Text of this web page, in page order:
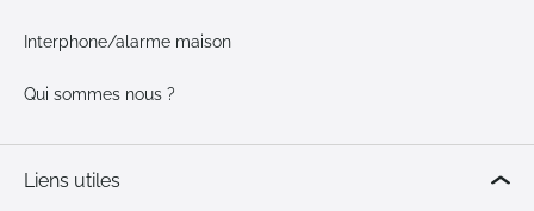
Interphone/alarme maison
Qui sommes nous ?
Liens utiles